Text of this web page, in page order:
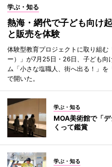
学ぶ・知る
熱海・網代で子ども向け
と販売を体験
体験型教育プロジェクトに取り組む
ー）」が7月25日・26日、子ども向
ム「小さな塩職人、街へ出る！」を
で開いた。
学ぶ・知る
MOA美術館で「
くって鑑賞
学ぶ・知る